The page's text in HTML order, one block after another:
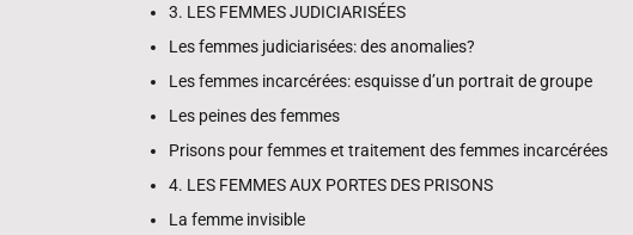
3. LES FEMMES JUDICIARISÉES
Les femmes judiciarisées: des anomalies?
Les femmes incarcérées: esquisse d’un portrait de groupe
Les peines des femmes
Prisons pour femmes et traitement des femmes incarcérées
4. LES FEMMES AUX PORTES DES PRISONS
La femme invisible